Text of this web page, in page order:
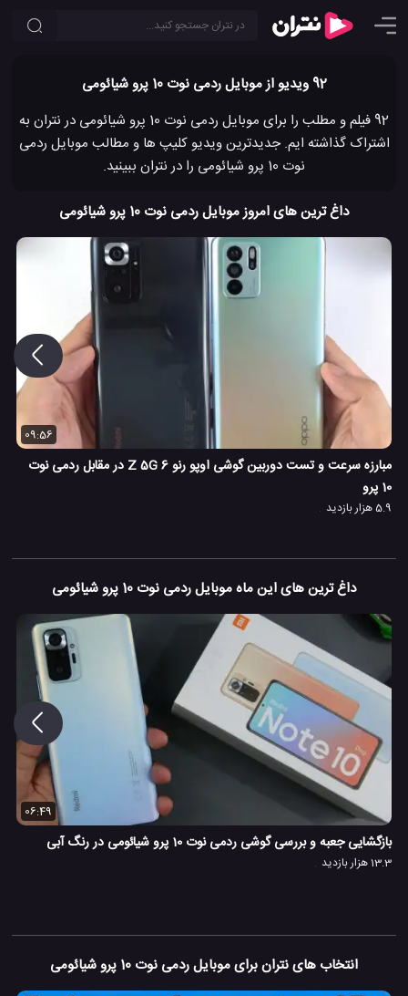
92 ویدیو از موبایل ردمی نوت 10 پرو شیائومی
92 فیلم و مطلب را برای موبایل ردمی نوت 10 پرو شیائومی در نتران به
اشتراک گذاشته ایم. جدیدترین ویدیو کلیپ ها و مطالب موبایل ردمی
نوت 10 پرو شیائومی را در نتران ببینید.
داغ ترین های امروز موبایل ردمی نوت 10 پرو شیائومی
09:56
مبارزه سرعت و تست دوربین گوشی اوپو رنو 6 Z 5G در مقابل ردمی نوت
10 پرو
5.9 هزار بازدید
داغ ترین های این ماه موبایل ردمی نوت 10 پرو شیائومی
06:49
بازگشایی جعبه و بررسی گوشی ردمی نوت 10 پرو شیائومی در رنگ آبی
13.3 هزار بازدید
انتخاب های نتران برای موبایل ردمی نوت 10 پرو شیائومی